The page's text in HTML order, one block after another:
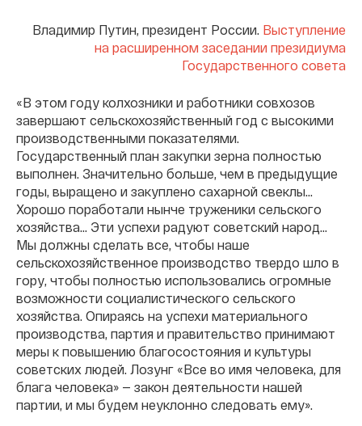
Владимир Путин, президент России. Выступление
на расширенном заседании президиума
Государственного совета
«В этом году колхозники и работники совхозов
завершают сельскохозяйственный год с высокими
производственными показателями.
Государственный план закупки зерна полностью
выполнен. Значительно больше, чем в предыдущие
годы, выращено и закуплено сахарной свеклы...
Хорошо поработали нынче труженики сельского
хозяйства… Эти успехи радуют советский народ…
Мы должны сделать все, чтобы наше
сельскохозяйственное производство твердо шло в
гору, чтобы полностью использовались огромные
возможности социалистического сельского
хозяйства. Опираясь на успехи материального
производства, партия и правительство принимают
меры к повышению благосостояния и культуры
советских людей. Лозунг «Все во имя человека, для
блага человека» — закон деятельности нашей
партии, и мы будем неуклонно следовать ему».